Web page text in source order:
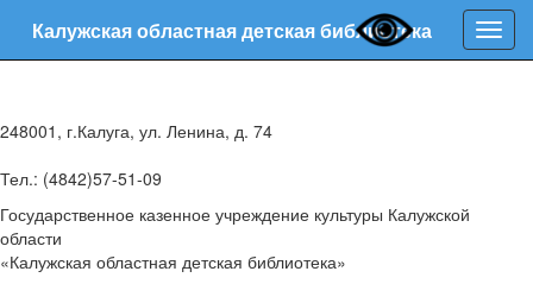
Калужская областная детская библиотека
248001, г.Калуга, ул. Ленина, д. 74
Тел.: (4842)57-51-09
Государственное казенное учреждение культуры Калужской
области
«Калужская областная детская библиотека»